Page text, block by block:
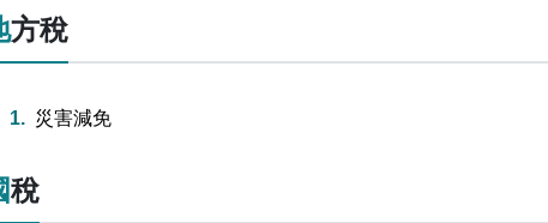
地方稅
災害減免
國稅